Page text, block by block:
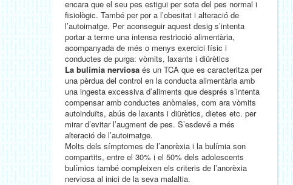
encara que el seu pes estigui per sota del pes normal i
fisiològic. També per por a l’obesitat i alteració de
l’autoimatge. Per aconseguir aquest desig s’intenta
portar a terme una intensa restricció alimentària,
acompanyada de més o menys exercici físic i
conductes de purga: vòmits, laxants i diürètics
La bulímia nerviosa és un TCA que es caracteritza per
una pèrdua del control en la conducta alimentària amb
una ingesta excessiva d’aliments que després s’intenta
compensar amb conductes anòmales, com ara vòmits
autoinduïts, abús de laxants i diürètics, dietes etc. per
mirar d’evitar l’augment de pes. S’esdevé a més
alteració de l’autoimatge.
Molts dels símptomes de l’anorèxia i la bulímia son
compartits, entre el 30% i el 50% dels adolescents
bulímics també compleixen els criteris de l’anorèxia
nerviosa al inici de la seva malaltia.